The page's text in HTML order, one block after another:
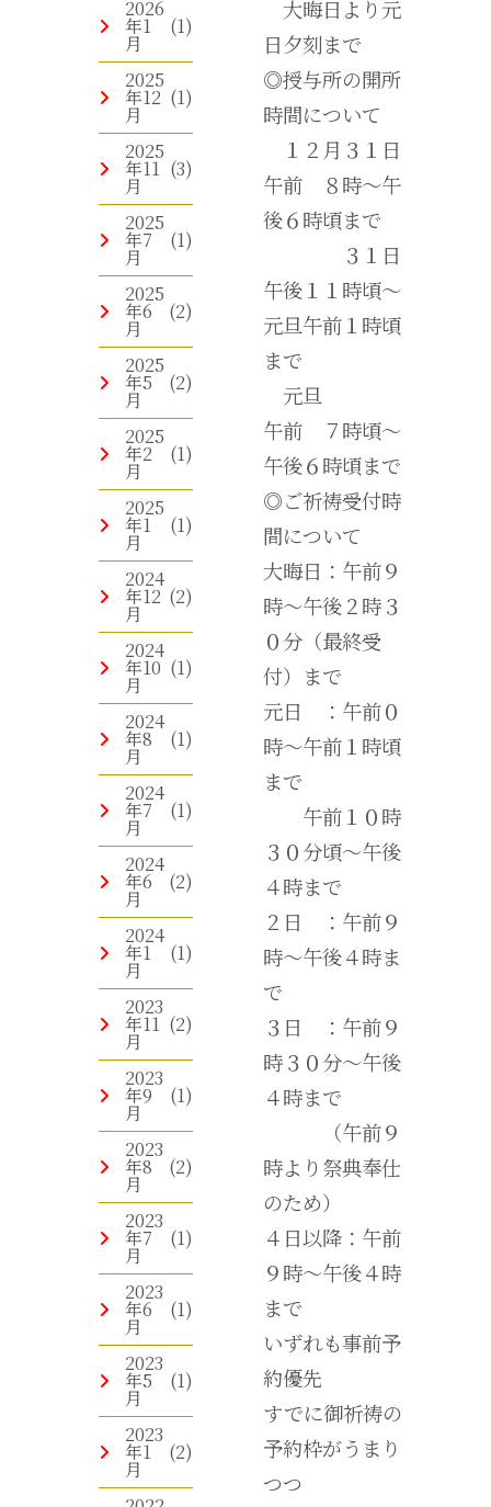
2026
年1
月
(1)
2025
年12
月
(1)
2025
年11
月
(3)
2025
年7
月
(1)
2025
年6
月
(2)
2025
年5
月
(2)
2025
年2
月
(1)
2025
年1
月
(1)
2024
年12
月
(2)
2024
年10
月
(1)
2024
年8
月
(1)
2024
年7
月
(1)
2024
年6
月
(2)
2024
年1
月
(1)
2023
年11
月
(2)
2023
年9
月
(1)
2023
年8
月
(2)
2023
年7
月
(1)
2023
年6
月
(1)
2023
年5
月
(1)
2023
年1
月
(2)
大晦日より元
日夕刻まで
◎授与所の開所
時間について
１２月３１日
午前 ８時～午
後６時頃まで
３１日
午後１１時頃～
元旦午前１時頃
まで
元旦
午前 ７時頃～
午後６時頃まで
◎ご祈祷受付時
間について
大晦日：午前９
時～午後２時３
０分（最終受
付）まで
元日 ：午前０
時～午前１時頃
まで
午前１０時
３０分頃～午後
４時まで
２日 ：午前９
時～午後４時ま
で
３日 ：午前９
時３０分～午後
４時まで
（午前９
時より祭典奉仕
のため）
４日以降：午前
９時～午後４時
まで
いずれも事前予
約優先
すでに御祈祷の
予約枠がうまり
つつ